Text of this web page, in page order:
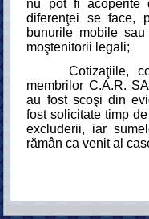
nu pot fi acoperite
diferenţei se face,
bunurile mobile
moştenitorii legali;
Cotizaţiile,
membrilor C.A.R.
au fost scoşi din
fost solicitate timp
excluderii, iar
rămân ca venit al